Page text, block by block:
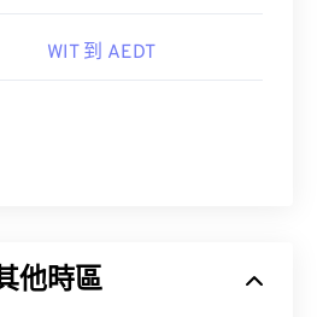
WIT 到 AEDT
他時區